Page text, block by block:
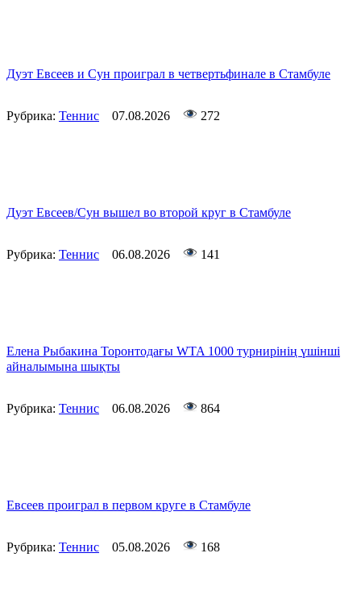
Дуэт Евсеев и Сун проиграл в четвертьфинале в Стамбуле
Рубрика: Теннис 07.08.2026 272
Дуэт Евсеев/Сун вышел во второй круг в Стамбуле
Рубрика: Теннис 06.08.2026 141
Елена Рыбакина Торонтодағы WTA 1000 турнирінің үшінші
айналымына шықты
Рубрика: Теннис 06.08.2026 864
Евсеев проиграл в первом круге в Стамбуле
Рубрика: Теннис 05.08.2026 168